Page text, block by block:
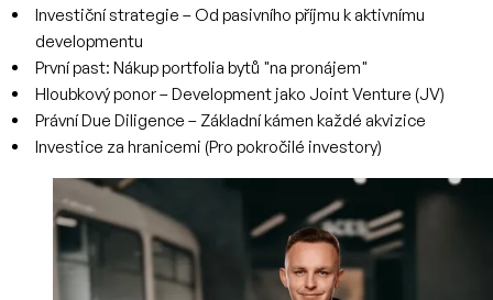
Investiční strategie – Od pasivního příjmu k aktivnímu
developmentu
První past: Nákup portfolia bytů "na pronájem"
Hloubkový ponor – Development jako Joint Venture (JV)
Právní Due Diligence – Základní kámen každé akvizice
Investice za hranicemi (Pro pokročilé investory)